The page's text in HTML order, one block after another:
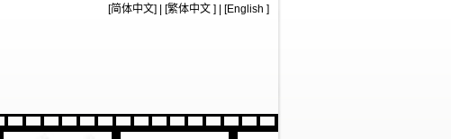
[简体中文] [繁体中文 ] [English ]